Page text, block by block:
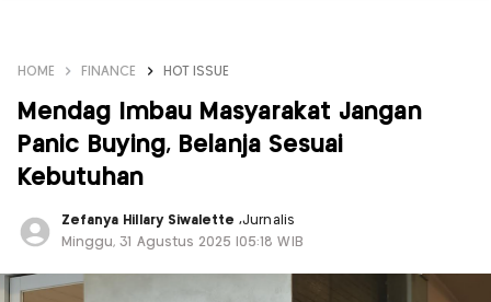
HOME FINANCE HOT ISSUE
Mendag Imbau Masyarakat Jangan
Panic Buying, Belanja Sesuai
Kebutuhan
Zefanya Hillary Siwalette,Jurnalis
Minggu, 31 Agustus 2025 |05:18 WIB